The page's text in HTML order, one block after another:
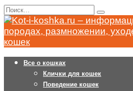
Перейти
к
содержанию
Search
for:
Все о кошках
Клички для кошек
Поведение кошек